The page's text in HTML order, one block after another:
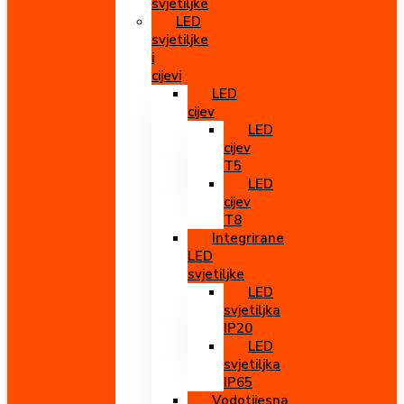
svjetiljke
LED
svjetiljke
i
cijevi
LED
cijev
LED
cijev
T5
LED
cijev
T8
Integrirane
LED
svjetiljke
LED
svjetiljka
IP20
LED
svjetiljka
IP65